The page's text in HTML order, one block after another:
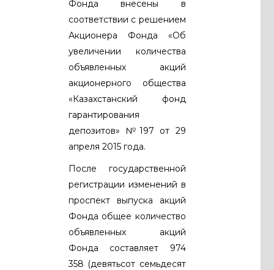
Фонда внесены в
соответствии с решением
Акционера Фонда «Об
увеличении количества
объявленных акций
акционерного общества
«Казахстанский фонд
гарантирования
депозитов» №197 от 29
апреля 2015 года.
После государственной
регистрации изменений в
проспект выпуска акций
Фонда общее количество
объявленных акций
Фонда составляет 974
358 (девятьсот семьдесят